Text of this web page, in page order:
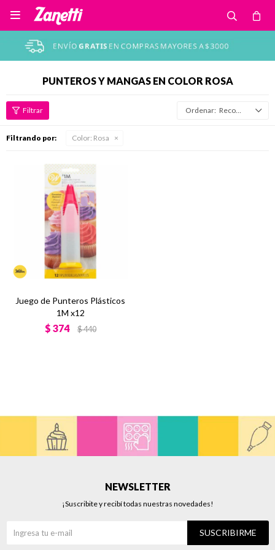

PUNTEROS Y MANGAS EN COLOR ROSA
Recomendados
Filtrando por: Color: Rosa
Juego de Punteros Plásticos
1M x12
$ 374 $440
NEWSLETTER
¡Suscribite y recibí todas nuestras novedades!
SUSCRIBIRME